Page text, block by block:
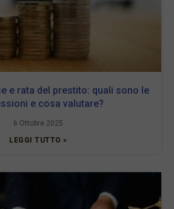
e rata del prestito: quali sono le
e cosa valutare?
6 Ottobre 2025
LEGGI TUTTO »